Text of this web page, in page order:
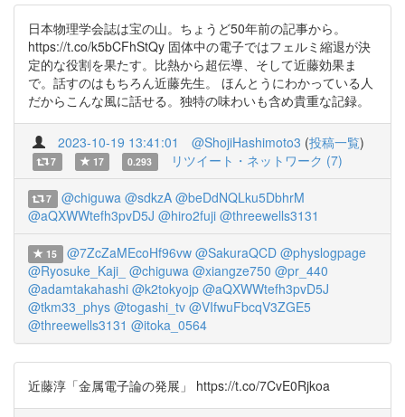
日本物理学会誌は宝の山。ちょうど50年前の記事から。
https://t.co/k5bCFhStQy 固体中の電子ではフェルミ縮退が決
定的な役割を果たす。比熱から超伝導、そして近藤効果ま
で。話すのはもちろん近藤先生。 ほんとうにわかっている人
だからこんな風に話せる。独特の味わいも含め貴重な記録。
2023-10-19 13:41:01 @ShojiHashimoto3 (投稿一覧)
7 17 0.293 リツイート・ネットワーク (7)
7 @chiguwa @sdkzA @beDdNQLku5DbhrM
@aQXWWtefh3pvD5J @hiro2fuji @threewells3131
15 @7ZcZaMEcoHf96vw @SakuraQCD @physlogpage
@Ryosuke_Kaji_ @chiguwa @xiangze750 @pr_440
@adamtakahashi @k2tokyojp @aQXWWtefh3pvD5J
@tkm33_phys @togashi_tv @VIfwuFbcqV3ZGE5
@threewells3131 @itoka_0564
近藤淳「金属電子論の発展」 https://t.co/7CvE0Rjkoa